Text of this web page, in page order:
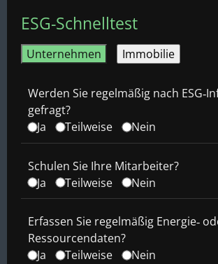
ESG-Schnelltest
Unternehmen Immobilie
Werden Sie regelmäßig nach
gefragt?
Ja
Teilweise Nein
Schulen Sie Ihre Mitarbeiter?
Ja
Teilweise Nein
Erfassen Sie regelmäßig Energie‑
Ressourcendaten?
Ja
Teilweise Nein